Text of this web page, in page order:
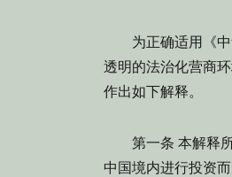
为正确适用《中
透明的法治化营商
作出如下解释。
第一条 本解释所
中国境内进行投资